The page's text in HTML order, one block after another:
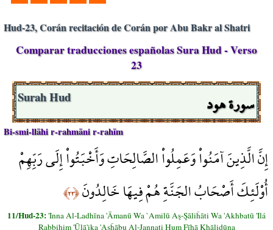
Hud-23, Corán recitación de Corán por Abu Bakr al Shatri
Comparar traducciones españolas Sura Hud - Verso
23
سورة هود Surah Hud
Bi-smi-llāhi r-rahmāni r-rahīm
إِنَّ الَّذِينَ آمَنُواْ وَعَمِلُواْ الصَّالِحَاتِ وَأَخْبَتُواْ إِلَى رَبِّهِمْ
أُوْلَئِكَ أَصْحَابُ الجَنَّةِ هُمْ فِيهَا خَالِدُونَ﴿٢٣﴾
11/Hud-23:'Inna Al-Ladhīna 'Āmanū Wa `Amilū Aş-Şāliĥāti Wa 'Akhbatū 'Ilá
Rabbihim 'Ūlā'ika 'Aşĥābu Al-Jannati Hum Fīhā Khālidūna